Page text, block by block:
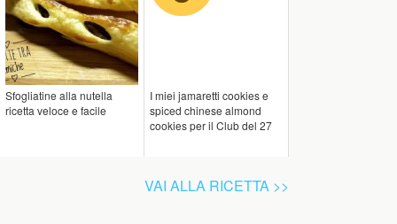
Sfogliatine alla nutella
ricetta veloce e facile
I miei jamaretti cookies e
spiced chinese almond
cookies per il Club del 27
VAI ALLA RICETTA >>